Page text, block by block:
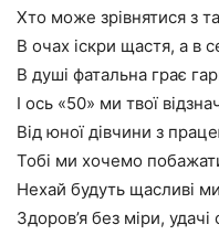
Хто може зрівнятися з
В очах іскри щастя, а в
В душі фатальна грає
І ось «50» ми твої
Від юної дівчини з
Тобі ми хочемо
Нехай будуть щасливі
Здоров’я без міри,